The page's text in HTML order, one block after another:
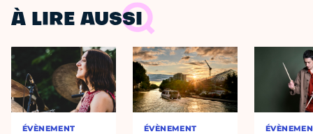
À LIRE AUSSI
ÉVÈNEMENT ÉVÈNEMENT